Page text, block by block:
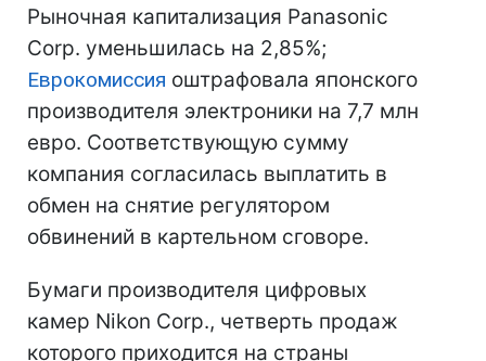
Рыночная капитализация Panasonic
Corp. уменьшилась на 2,85%;
Еврокомиссия оштрафовала японского
производителя электроники на 7,7 млн
евро. Соответствующую сумму
компания согласилась выплатить в
обмен на снятие регулятором
обвинений в картельном сговоре.
Бумаги производителя цифровых
камер Nikon Corp., четверть продаж
которого приходится на страны